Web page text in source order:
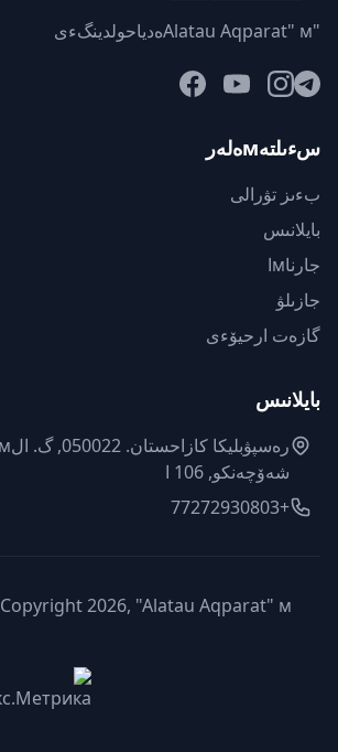
"Alatau Aqparat" мەدياحولدينگءى
سءىلتەмەلەر
بءىز تۋرالى
بايلانىس
جارناмا
جازىلۋ
گازەت ارحيۆءى
بايلانىس
شەۆچەنكو, 106 ا
+77272930803
Copyright 2026, "Alatau Aqparat" мەدياحولدينگءى